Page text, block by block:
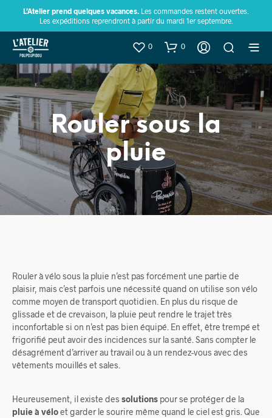
L’Atelier prend quelques vacances. Les commandes restent ouvertes.
Les expéditions reprendront à partir du mardi 1er septembre.
0 0
Rouler sous la
pluie
Rouler à vélo sous la pluie n’est pas forcément une partie de
plaisir, mais c’est parfois une nécessité quand on utilise son vélo
comme moyen de transport quotidien. En plus du risque de
glissade et de crevaison, la pluie peut rendre le trajet très
inconfortable si on n’est pas bien équipé. En effet, être trempé et
frigorifié peut avoir des incidences sur la santé. Sans compter le
désagrément d’arriver au travail ou à un rendez-vous avec des
vêtements mouillés et sales.
Heureusement, il existe des solutions pour se protéger de la
pluie à véloet garder le sourire même quand le ciel est gris. Que